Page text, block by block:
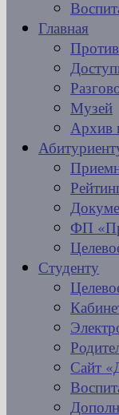
Главная
Музей
Архив
ФП
Студенту
Сайт